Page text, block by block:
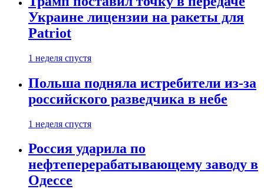
Украине лицензии на ракеты для
Patriot
1 неделя спустя
Польша подняла истребители из-за
российского разведчика в небе
1 неделя спустя
Россия ударила по
нефтеперерабатывающему заводу в
Одессе